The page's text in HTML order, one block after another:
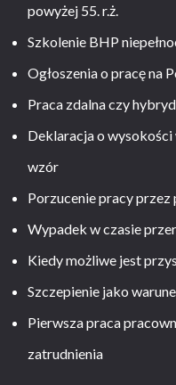
powyżej 55. r.ż.
Szkolenie BHP
Ogłoszenia o pracę na
Praca zdalna czy
Deklaracja o
wzór
Porzucenie pracy
Wypadek w czasie
Kiedy możliwe jest
Szczepienie jako
Pierwsza praca
zatrudnienia